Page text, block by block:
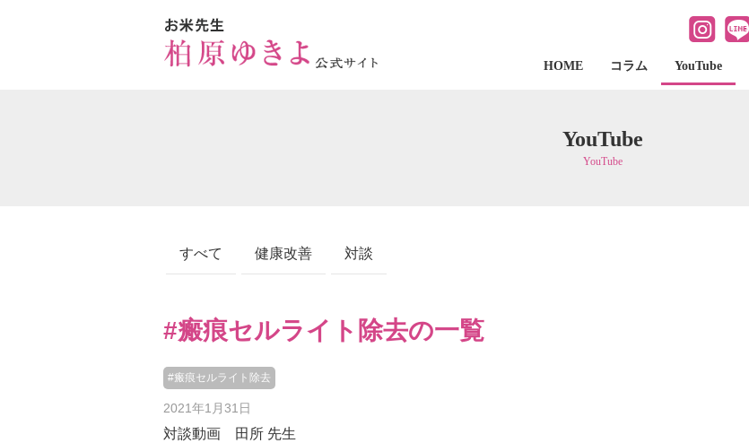
HOME コラム YouTube
YouTube
YouTube
すべて 健康改善 対談
#瘢痕セルライト除去の一覧
#瘢痕セルライト除去
2021年1月31日
対談動画 田所 先生